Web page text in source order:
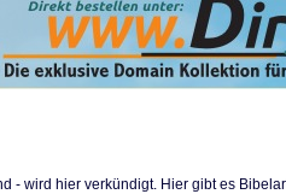
- wird hier verkündigt. Hier gibt es